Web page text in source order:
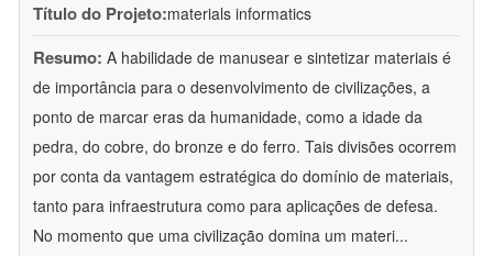
Título do Projeto:materials informatics
Resumo: A habilidade de manusear e sintetizar materiais é
de importância para o desenvolvimento de civilizações, a
ponto de marcar eras da humanidade, como a idade da
pedra, do cobre, do bronze e do ferro. Tais divisões ocorrem
por conta da vantagem estratégica do domínio de materiais,
tanto para infraestrutura como para aplicações de defesa.
No momento que uma civilização domina um materi...